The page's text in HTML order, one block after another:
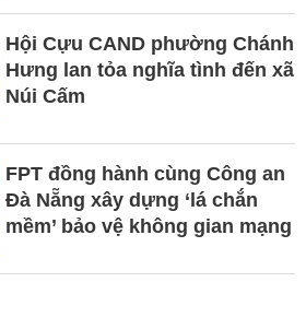
Hội Cựu CAND phường Chánh
Hưng lan tỏa nghĩa tình đến xã
Núi Cấm
FPT đồng hành cùng Công an
Đà Nẵng xây dựng ‘lá chắn
mềm’ bảo vệ không gian mạng